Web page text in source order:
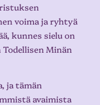
voima ja ryhtyä
kunnes sielu on
Minän
ja tämän
avaimista